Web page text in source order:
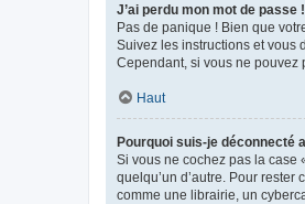
J’ai perdu mon mot de passe !
Pas de panique ! Bien que
Suivez les instructions et vous
Cependant, si vous ne pouvez
Haut
Pourquoi suis-je déconnecté
Si vous ne cochez pas la case
quelqu’un d’autre. Pour
comme une librairie, un